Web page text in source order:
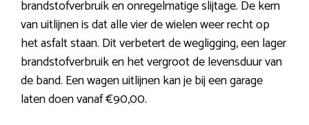
brandstofverbruik en onregelmatige slijtage. De kern
van uitlijnen is dat alle vier de wielen weer recht op
het asfalt staan. Dit verbetert de wegligging, een lager
brandstofverbruik en het vergroot de levensduur van
de band. Een wagen uitlijnen kan je bij een garage
laten doen vanaf €90,00.